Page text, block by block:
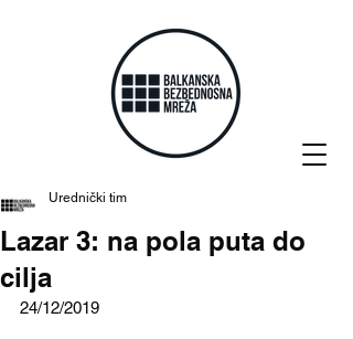
Lazar 3: na pola puta do
cilja
Urednički tim
24/12/2019